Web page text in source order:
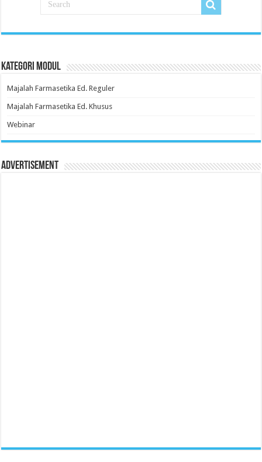
Kategori Modul
Majalah Farmasetika Ed. Reguler
Majalah Farmasetika Ed. Khusus
Webinar
Advertisement